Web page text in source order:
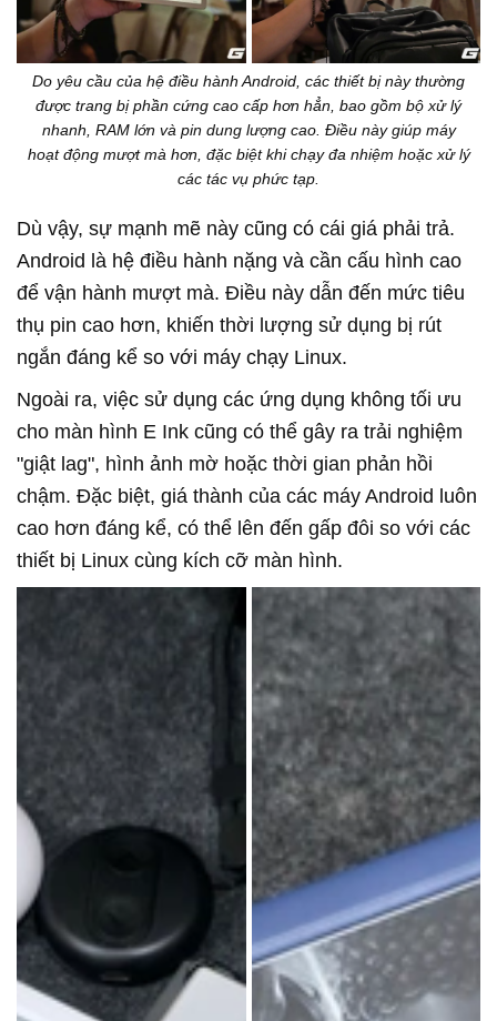
Do yêu cầu của hệ điều hành Android, các thiết bị này thường
được trang bị phần cứng cao cấp hơn hẳn, bao gồm bộ xử lý
nhanh, RAM lớn và pin dung lượng cao. Điều này giúp máy
hoạt động mượt mà hơn, đặc biệt khi chạy đa nhiệm hoặc xử lý
các tác vụ phức tạp.
Dù vậy, sự mạnh mẽ này cũng có cái giá phải trả.
Android là hệ điều hành nặng và cần cấu hình cao
để vận hành mượt mà. Điều này dẫn đến mức tiêu
thụ pin cao hơn, khiến thời lượng sử dụng bị rút
ngắn đáng kể so với máy chạy Linux.
Ngoài ra, việc sử dụng các ứng dụng không tối ưu
cho màn hình E Ink cũng có thể gây ra trải nghiệm
"giật lag", hình ảnh mờ hoặc thời gian phản hồi
chậm. Đặc biệt, giá thành của các máy Android luôn
cao hơn đáng kể, có thể lên đến gấp đôi so với các
thiết bị Linux cùng kích cỡ màn hình.